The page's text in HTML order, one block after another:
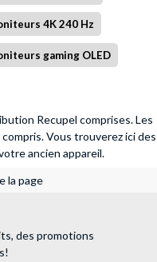
4K 240 Hz
gaming OLED
Recupel comprises. Les
Vous trouverez ici des
ancien appareil.
la page
des promotions